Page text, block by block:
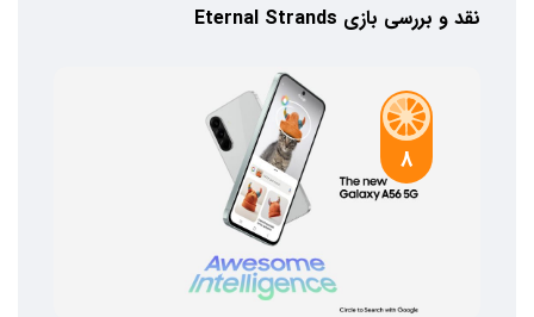
نقد و بررسی بازی Eternal Strands
8